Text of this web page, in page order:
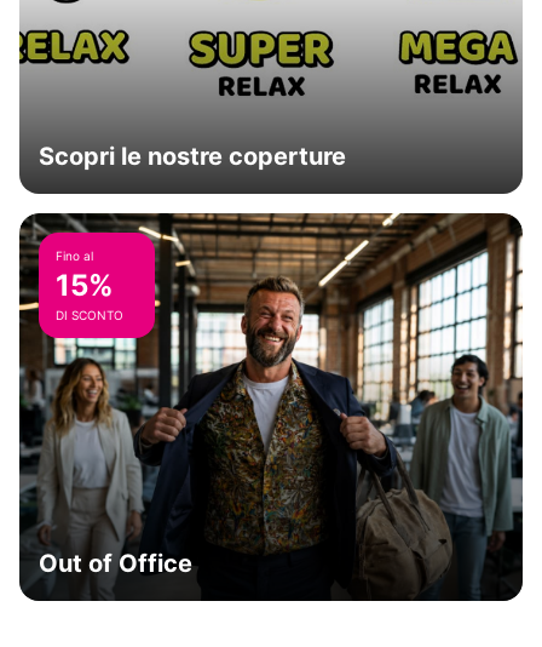
Scopri le nostre coperture
Fino al
15%
DI SCONTO
Out of Office